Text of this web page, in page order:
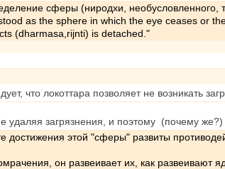
сферы (ниродхи, необусловленного,
as the sphere in which the еуе ceases or
(dharmasa,rijnti) is detached."
что локоттара позволяет не возникать
удаляя загрязнения, и поэтому (почему
достижения этой "сферы" развиты
он развеивает их, как